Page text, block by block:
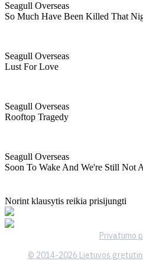
Seagull Overseas
So Much Have Been Killed That
Seagull Overseas
Lust For Love
Seagull Overseas
Rooftop Tragedy
Seagull Overseas
Soon To Wake And We're Still Not
Norint klausytis reikia prisijungti
Privatumo
© 2014-2026 Lietuvos